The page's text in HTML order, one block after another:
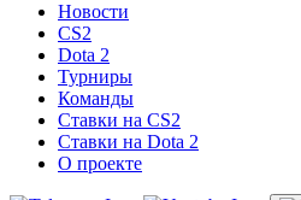
Новости
CS2
Dota 2
Турниры
Команды
Ставки на CS2
Ставки на Dota 2
О проекте